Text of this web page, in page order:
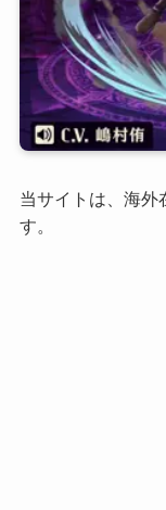
当サイトは、海外
す。